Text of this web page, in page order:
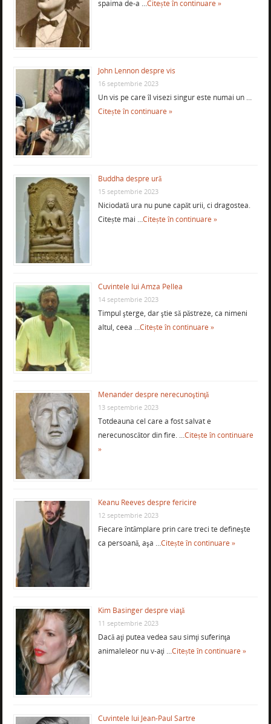
spaima de-a …Citește în continuare »
John Lennon despre vis
16 septembrie 2023
Un vis pe care îl visezi singur este numai un …
Citește în continuare »
Buddha despre ură
15 septembrie 2023
Niciodată ura nu pune capăt urii, ci dragostea.
Citește mai …Citește în continuare »
Cuvintele lui Amza Pellea
14 septembrie 2023
Timpul şterge, dar ştie să păstreze, ca nimeni
altul, ceea …Citește în continuare »
Menander despre nerecunoştinţă
13 septembrie 2023
Totdeauna cel care a fost salvat e
nerecunoscător din fire. …Citește în continuare
»
Keanu Reeves despre fericire
12 septembrie 2023
Fiecare întâmplare prin care treci te defineşte
ca persoană, aşa …Citește în continuare »
Kim Basinger despre viaţă
11 septembrie 2023
Dacă aţi putea vedea sau simţi suferinţa
animaleleor nu v-aţi …Citește în continuare »
Cuvintele lui Jean-Paul Sartre